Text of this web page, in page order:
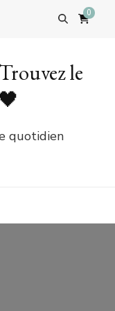
0
le
quotidien